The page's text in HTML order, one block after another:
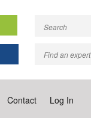
Contact Log In